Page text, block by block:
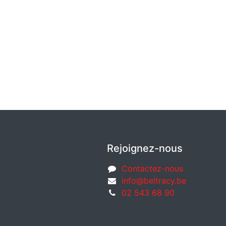
Rejoignez-nous
Contactez-nous
info@beltracy.be
02 543 68 90